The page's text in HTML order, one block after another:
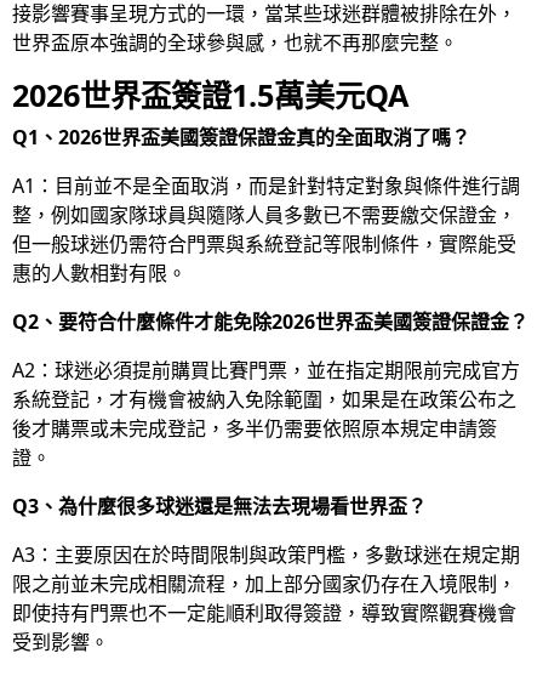
接影響賽事呈現方式的一環，當某些球迷群體被排除在外，
世界盃原本強調的全球參與感，也就不再那麼完整。
2026世界盃簽證1.5萬美元QA
Q1、2026世界盃美國簽證保證金真的全面取消了嗎？
A1：目前並不是全面取消，而是針對特定對象與條件進行調
整，例如國家隊球員與隨隊人員多數已不需要繳交保證金，
但一般球迷仍需符合門票與系統登記等限制條件，實際能受
惠的人數相對有限。
Q2、要符合什麼條件才能免除2026世界盃美國簽證保證金？
A2：球迷必須提前購買比賽門票，並在指定期限前完成官方
系統登記，才有機會被納入免除範圍，如果是在政策公布之
後才購票或未完成登記，多半仍需要依照原本規定申請簽
證。
Q3、為什麼很多球迷還是無法去現場看世界盃？
A3：主要原因在於時間限制與政策門檻，多數球迷在規定期
限之前並未完成相關流程，加上部分國家仍存在入境限制，
即使持有門票也不一定能順利取得簽證，導致實際觀賽機會
受到影響。